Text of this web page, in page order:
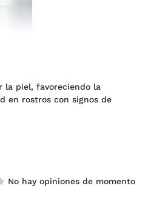
la piel, favoreciendo la
en rostros con signos de
No hay opiniones de momento